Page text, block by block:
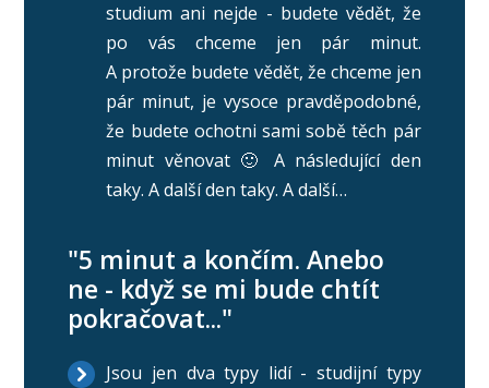
studium ani nejde - budete vědět, že
po vás chceme jen pár minut.
A protože budete vědět, že chceme jen
pár minut, je vysoce pravděpodobné,
že budete ochotni sami sobě těch pár
minut věnovat 🙂 A následující den
taky. A další den taky. A další…
"5 minut a končím. Anebo
ne - když se mi bude chtít
pokračovat..."
Jsou jen dva typy lidí - studijní typy